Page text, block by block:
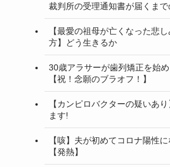
裁判所の受理通知書が届くま
【最愛の祖母が亡くなった悲
方】どう生きるか
30歳アラサーが歯列矯正を始め
【祝！念願のブラオフ！】
【カンピロバクターの疑いあ
ます!
【咳】夫が初めてコロナ陽性
【発熱】